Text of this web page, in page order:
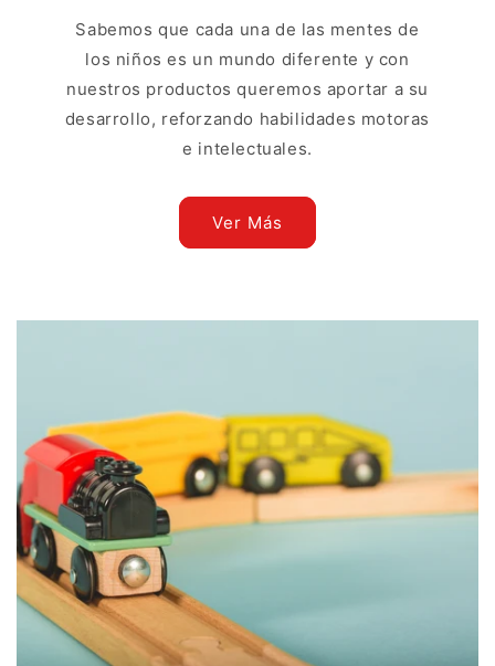
Sabemos que cada una de las mentes de
los niños es un mundo diferente y con
nuestros productos queremos aportar a su
desarrollo, reforzando habilidades motoras
e intelectuales.
Ver Más